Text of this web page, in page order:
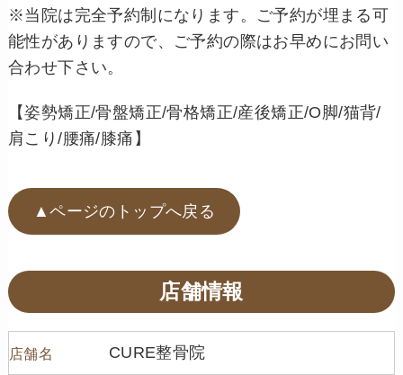
※当院は完全予約制になります。ご予約が埋まる可
能性がありますので、ご予約の際はお早めにお問い
合わせ下さい。
【姿勢矯正/骨盤矯正/骨格矯正/産後矯正/O脚/猫背/
肩こり/腰痛/膝痛】
▲ページのトップへ戻る
店舗情報
店舗名 CURE整骨院